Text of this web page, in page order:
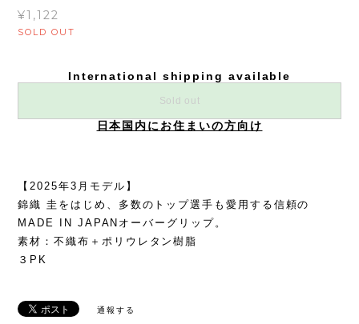
¥1,122
SOLD OUT
International shipping available
Sold out
日本国内にお住まいの方向け
【2025年3月モデル】
錦織 圭をはじめ、多数のトップ選手も愛用する信頼の
MADE IN JAPANオーバーグリップ。
素材：不織布＋ポリウレタン樹脂
３PK
通報する